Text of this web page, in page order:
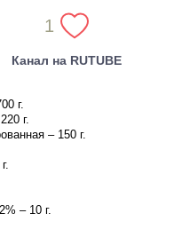
1
Канал на RUTUBE
г.
г.
– 150 г.
– 10 г.